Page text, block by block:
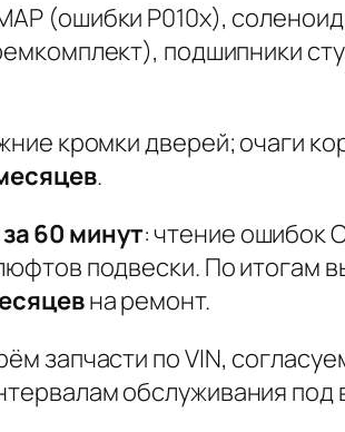
(ошибки P010x),
подшипники
кромки дверей; очаги
.
60 минут: чтение ошибок
подвески. По итогам
на ремонт.
запчасти по VIN,
обслуживания под